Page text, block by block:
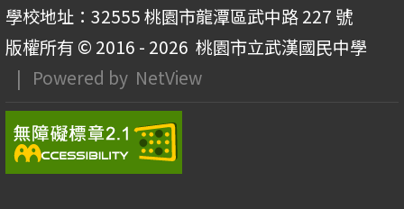
學校地址：32555 桃園市龍潭區武中路 227 號
版權所有 © 2016 - 2026 桃園市立武漢國民中學
| Powered by NetView